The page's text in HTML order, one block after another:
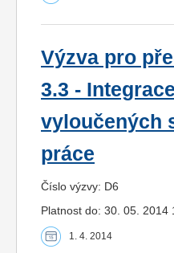
Výzva pro
3.3 -
vyloučených
práce
Číslo výzvy: D6
Platnost do: 30. 05. 2014
1. 4. 2014